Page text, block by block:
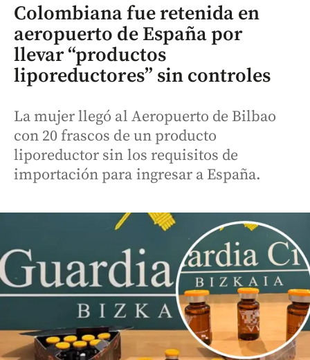
Colombiana fue retenida en
aeropuerto de España por
llevar “productos
liporeductores” sin controles
La mujer llegó al Aeropuerto de Bilbao
con 20 frascos de un producto
liporeductor sin los requisitos de
importación para ingresar a España.